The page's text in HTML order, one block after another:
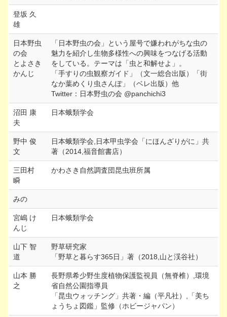
登坂 久
雄
日本野虫
の会
とよさき
かんじ
「日本野虫の会」という屋号で嫌われがちな虫の
魅力を紹介し生物多様性への興味をつなげる活動
をしている。テーマは「虫と和解せよ」。
「手すりの虫観察ガイド」（文一総合出版）「街
なか葉めくり虫さんぽ」（ベレ出版）他
Twitter：日本野虫の会 @panchichi3
沼田 康
夫
日本蛾類学会
野中 俊
文
日本蛾類学会,日本甲虫学会「にほんざりがに」共
著（2014,福音館書店）
三田村
瞬
かわさき自然調査団昆虫班所属
みの
宮嶋 け
んじ
日本蛾類学会
山下 智
道
野草研究家
「野草と暮らす365日」著（2018,山と渓谷社）
山本 勝
之
長野県希少野生度植物保護監視員（無脊椎）,環境
省自然公園指導員
「昆虫ウォッチング」共著・編（平凡社）,「美ち
ょうちょ図鑑」監修（ホビージャパン）